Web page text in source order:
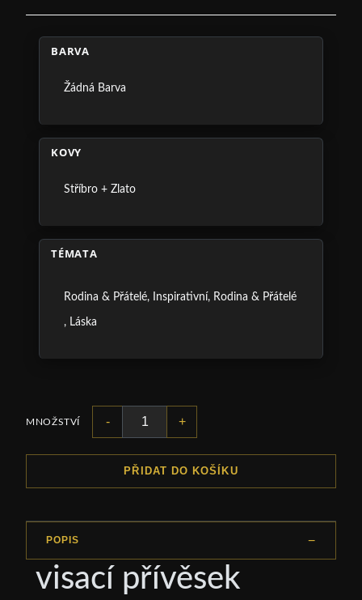
BARVA
Žádná Barva
KOVY
Stříbro + Zlato
TÉMATA
Rodina & Přátelé, Inspirativní, Rodina & Přátelé
, Láska
MNOŽSTVÍ - +
PŘIDAT DO KOŠÍKU
POPIS
visací přívěsek